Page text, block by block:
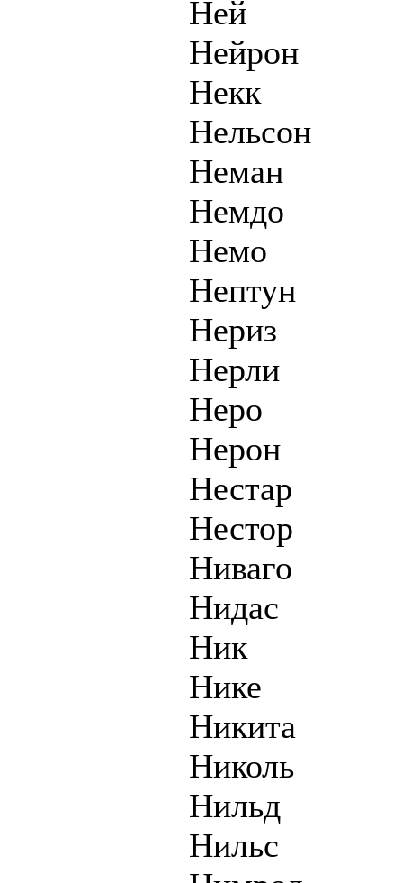
Ней
Нейрон
Некк
Нельсон
Неман
Немдо
Немо
Нептун
Нериз
Нерли
Неро
Нерон
Нестар
Нестор
Ниваго
Нидас
Ник
Нике
Никита
Николь
Нильд
Нильс